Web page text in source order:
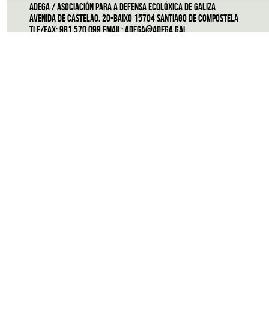
ADEGA / Asociación para a defensa ecolóxica de Galiza
Avenida de Castelao, 20-Baixo 15704 Santiago de Compostela
Tlf/Fax: 981 570 099 Email:adega@adega.gal